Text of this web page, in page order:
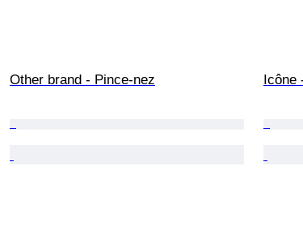
Other brand - Pince-nez Icône